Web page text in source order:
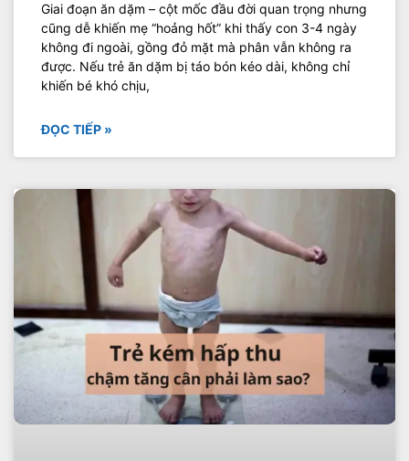
Giai đoạn ăn dặm – cột mốc đầu đời quan trọng nhưng
cũng dễ khiến mẹ “hoảng hốt” khi thấy con 3-4 ngày
không đi ngoài, gồng đỏ mặt mà phân vẫn không ra
được. Nếu trẻ ăn dặm bị táo bón kéo dài, không chỉ
khiến bé khó chịu,
ĐỌC TIẾP »